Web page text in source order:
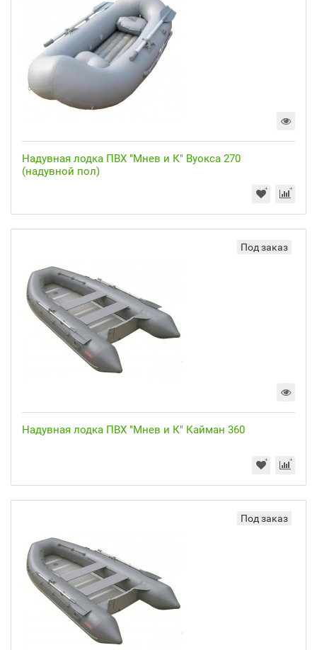
Надувная лодка ПВХ "Мнев и К" Вуокса 270
(надувной пол)
Под заказ
Надувная лодка ПВХ "Мнев и К" Кайман 360
Под заказ